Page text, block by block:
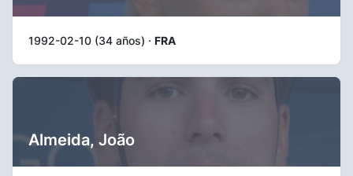
1992-02-10 (34 años) · FRA
Almeida, João